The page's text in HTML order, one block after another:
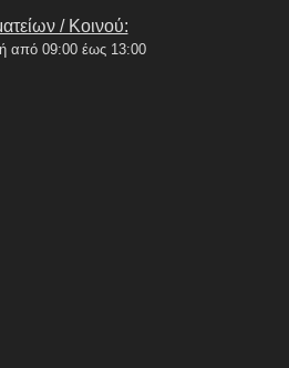
/ Κοινού:
από 09:00 έως 13:00